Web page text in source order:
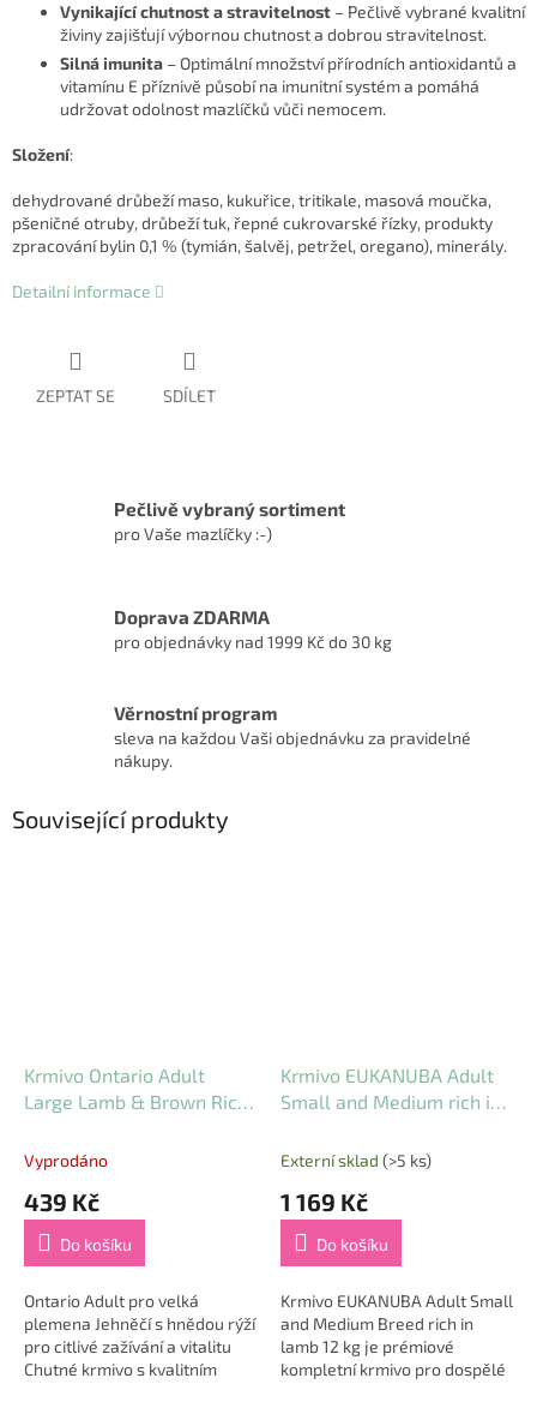
Vynikající chutnost a stravitelnost – Pečlivě vybrané kvalitní
živiny zajišťují výbornou chutnost a dobrou stravitelnost.
Silná imunita – Optimální množství přírodních antioxidantů a
vitamínu E příznivě působí na imunitní systém a pomáhá
udržovat odolnost mazlíčků vůči nemocem.
Složení:
dehydrované drůbeží maso, kukuřice, tritikale, masová moučka,
pšeničné otruby, drůbeží tuk, řepné cukrovarské řízky, produkty
zpracování bylin 0,1 % (tymián, šalvěj, petržel, oregano), minerály.
Detailní informace
ZEPTAT SE SDÍLET
Pečlivě vybraný sortiment
pro Vaše mazlíčky :-)
Doprava ZDARMA
pro objednávky nad 1999 Kč do 30 kg
Věrnostní program
sleva na každou Vaši objednávku za pravidelné
nákupy.
Související produkty
Krmivo Ontario Adult
Large Lamb & Brown Rice
Vyprodáno
439 Kč
Do košíku
Ontario Adult pro velká
plemena Jehněčí s hnědou rýží
pro citlivé zažívání a vitalitu
Chutné krmivo s kvalitním
Krmivo EUKANUBA Adult
Small and Medium rich in
Externí sklad (>5 ks)
1 169 Kč
Do košíku
Krmivo EUKANUBA Adult Small
and Medium Breed rich in
lamb 12 kg je prémiové
kompletní krmivo pro dospělé